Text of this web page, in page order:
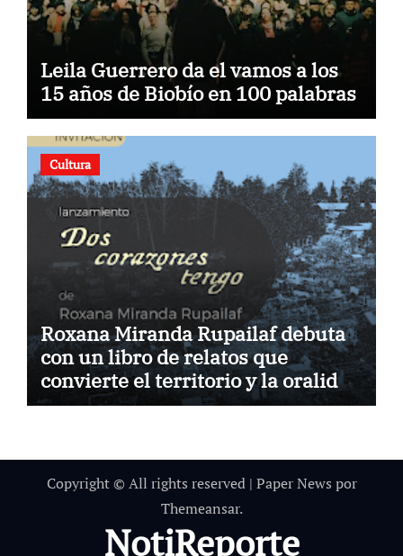
Leila Guerrero da el vamos a los
15 años de Biobío en 100 palabras
Cultura
Roxana Miranda Rupailaf debuta
con un libro de relatos que
convierte el territorio y la oralidad
en literatura
Copyright © All rights reserved | Paper News por
Themeansar.
NotiReporte